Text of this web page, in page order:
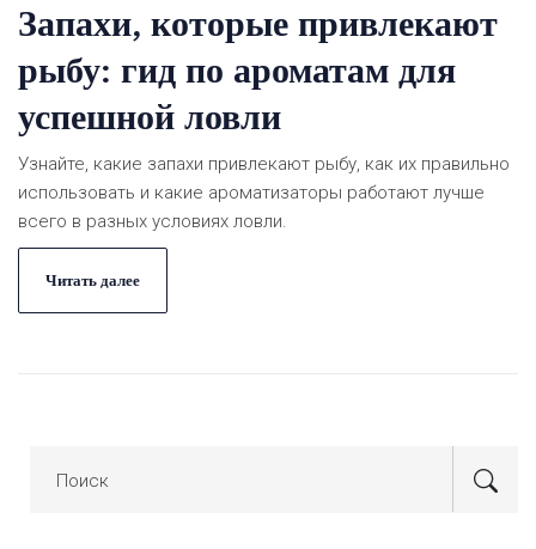
Запахи, которые привлекают
рыбу: гид по ароматам для
успешной ловли
Узнайте, какие запахи привлекают рыбу, как их правильно
использовать и какие ароматизаторы работают лучше
всего в разных условиях ловли.
Читать далее